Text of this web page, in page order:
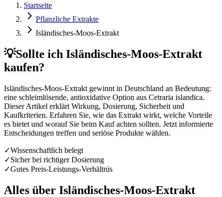
Startseite
Pflanzliche Extrakte
Isländisches-Moos-Extrakt
💡Sollte ich Isländisches-Moos-Extrakt
kaufen?
Isländisches-Moos-Extrakt gewinnt in Deutschland an Bedeutung:
eine schleimlösende, antioxidative Option aus Cetraria islandica.
Dieser Artikel erklärt Wirkung, Dosierung, Sicherheit und
Kaufkriterien. Erfahren Sie, wie das Extrakt wirkt, welche Vorteile
es bietet und worauf Sie beim Kauf achten sollten. Jetzt informierte
Entscheidungen treffen und seriöse Produkte wählen.
✓Wissenschaftlich belegt
✓Sicher bei richtiger Dosierung
✓Gutes Preis-Leistungs-Verhältnis
Alles über Isländisches-Moos-Extrakt